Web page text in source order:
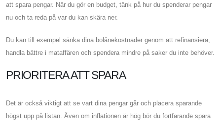
att spara pengar. När du gör en budget, tänk på hur du spenderar pengar
nu och ta reda på var du kan skära ner.
Du kan till exempel sänka dina bolånekostnader genom att refinansiera,
handla bättre i mataffären och spendera mindre på saker du inte behöver.
PRIORITERA ATT SPARA
Det är också viktigt att se vart dina pengar går och placera sparande
högst upp på listan. Även om inflationen är hög bör du fortfarande spara